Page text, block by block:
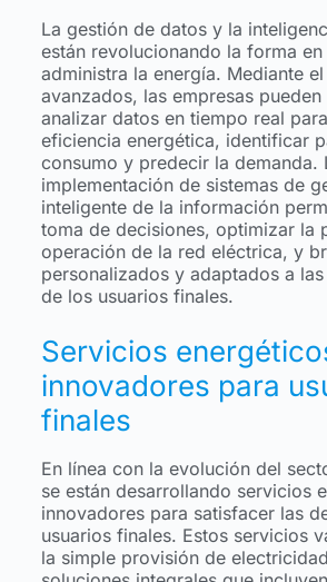
La gestión de datos y la
están revolucionando la forma en
administra la energía. Mediante
avanzados, las empresas
analizar datos en tiempo real
eficiencia energética, identificar
consumo y predecir la demanda.
implementación de sistemas de
inteligente de la información
toma de decisiones, optimizar la
operación de la red eléctrica, y
personalizados y adaptados a
de los usuarios finales.
Servicios
innovadores para
finales
En línea con la evolución del
se están desarrollando servicios
innovadores para satisfacer las
usuarios finales. Estos servicios
la simple provisión de